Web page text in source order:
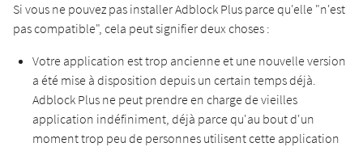
Si vous ne pouvez pas installer Adblock Plus parce qu'elle "n'est
pas compatible", cela peut signifier deux choses :
Votre application est trop ancienne et une nouvelle version
a été mise à disposition depuis un certain temps déjà.
Adblock Plus ne peut prendre en charge de vieilles
application indéfiniment, déjà parce qu'au bout d'un
moment trop peu de personnes utilisent cette application